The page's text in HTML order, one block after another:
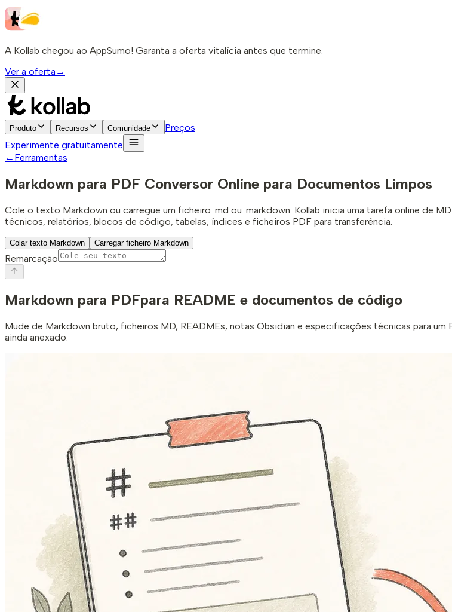
A Kollab chegou ao AppSumo! Garanta a oferta vitalícia antes que termine.
Ver a oferta →
Produto Recursos Comunidade
Preços
Experimente gratuitamente
← Ferramentas
Markdown para PDF Conversor Online para Documentos Limpos
Cole o texto Markdown ou carregue um ficheiro .md ou .markdown. Kollab inicia uma tarefa online de
técnicos, relatórios, blocos de código, tabelas, índices e ficheiros PDF para transferência.
Colar texto Markdown Carregar ficheiro Markdown
Remarcação
Markdown para PDFpara README e documentos de código
Mude de Markdown bruto, ficheiros MD, READMEs, notas Obsidian e especificações técnicas para
ainda anexado.